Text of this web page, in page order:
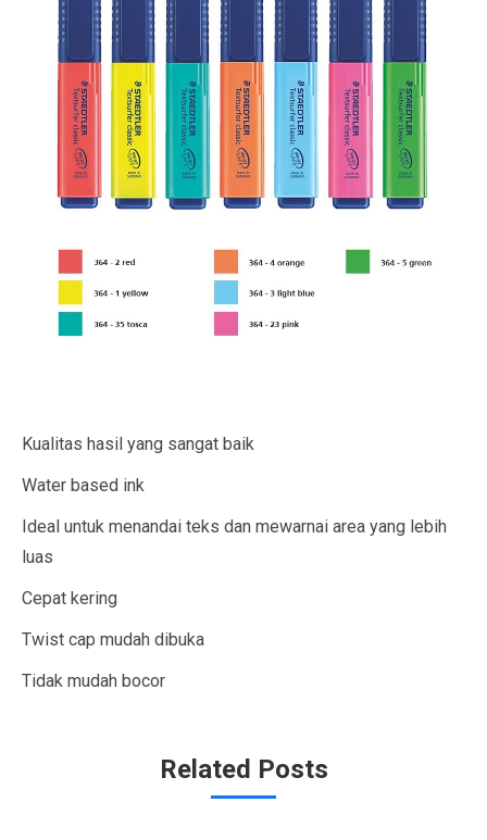
Kualitas hasil yang sangat baik
Water based ink
Ideal untuk menandai teks dan mewarnai area yang lebih
luas
Cepat kering
Twist cap mudah dibuka
Tidak mudah bocor
Related Posts